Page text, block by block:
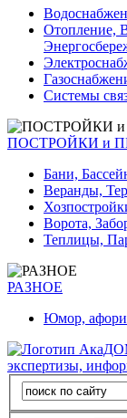
Отопление,
Системы
ПОСТРОЙКИ и
Бани,
Веранды,
Ворота,
Теплицы,
РАЗНОЕ
Юмор,
экспертизы,